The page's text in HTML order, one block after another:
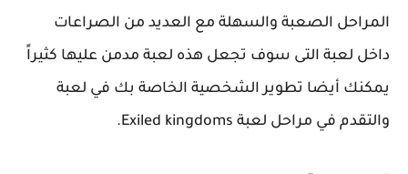
المراحل الصعبة والسهلة مع العديد من الصراعات
داخل لعبة التى سوف تجعل هذه لعبة مدمن عليها كثيراً
يمكنك أيضا تطوير الشخصية الخاصة بك في لعبة
والتقدم في مراحل لعبة Exiled kingdoms.